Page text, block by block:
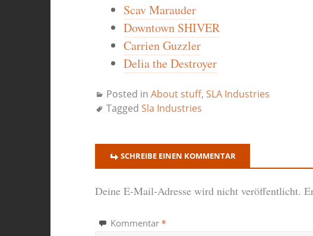
Scav Marauder
Downtown SHIVER
Carrien Guzzler
Delia the Destroyer
Posted in About stuff, SLA Industries
Tagged Sla Industries
SCHREIBE EINEN KOMMENTAR
Deine E-Mail-Adresse wird nicht veröffentlicht.
Kommentar *